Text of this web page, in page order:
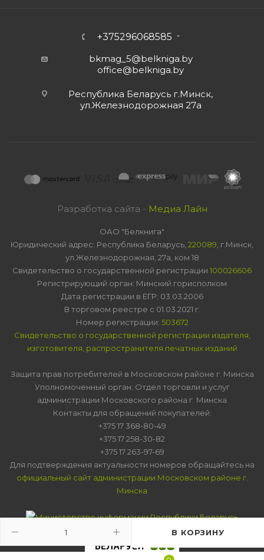
В КОРЗИНУ
+375296068585
bkmag_5@belkniga.by
office@belkniga.by
Республика Беларусь г.Минск,
ул.Железнодорожная 27а
Разработка сайта - Медиа Лайн
ОАО "Белкнига"
Юридический адрес: Республика Беларусь, 220089 , г.Минск,
ул.Железнодорожная, 27а, ком 18
Свидетельство о государственной регистрации 100026606
Регистрирующий орган: Минский горисполком
Дата регистрации в ЕГР: 03.03.2006
В торговом реестре с 01.03.2021 г.
Номер регистрации: 503672
Свидетельство о государственной регистрации издателя,
изготовителя, распространителя печатных изданий
Защита прав потребителей в Московском районе г. Минска
Уполномоченный орган: Отдел торговли и услуг
администрации Московского района г. Минска
Контакты для обращений покупателей:
+375 17 368-80-49
+375 17 258-30-82
+375 17 263-97-69
Для подтверждения актуальности номеров обращайтесь на
официальный сайт администрации Московском районе г.
Минска